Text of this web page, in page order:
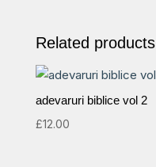
Related products
adevaruri biblice vol 2
£12.00